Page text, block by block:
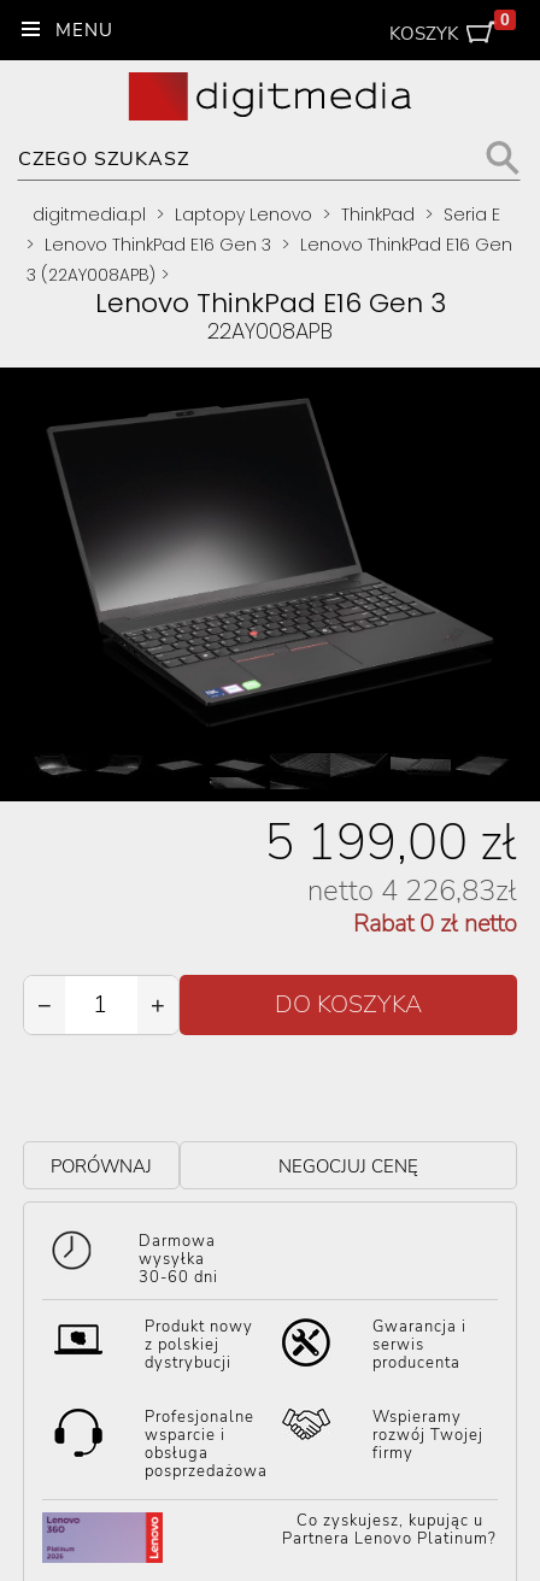
KOSZYK
0
digitmedia.pl > Laptopy Lenovo > ThinkPad > Seria E
> Lenovo ThinkPad E16 Gen 3 > Lenovo ThinkPad E16 Gen
3 (22AY008APB) >
Lenovo ThinkPad E16 Gen 3
22AY008APB
5 199,00 zł
netto 4 226,83zł
Rabat0 zł netto
− +
PORÓWNAJ NEGOCJUJ CENĘ
Darmowa
wysyłka
30-60 dni
Produkt nowy
z polskiej
dystrybucji
Gwarancja i
serwis
producenta
Profesjonalne
wsparcie i
obsługa
posprzedażowa
Wspieramy
rozwój Twojej
firmy
Co zyskujesz, kupując u
Partnera Lenovo Platinum?